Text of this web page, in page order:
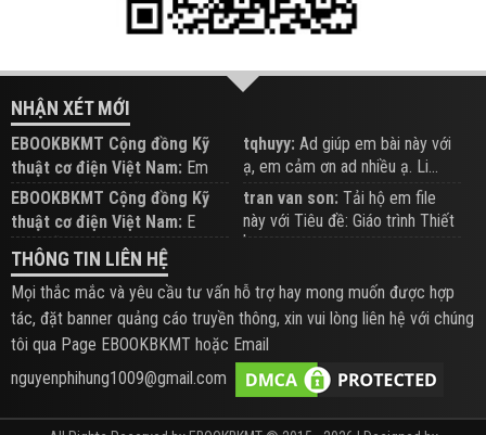
NHẬN XÉT MỚI
EBOOKBKMT Cộng đồng Kỹ
thuật cơ điện Việt Nam: Em
đăng trên Group hỗ trợ nhé
tqhuyy: Ad giúp em bài này với
ạ, em cảm ơn ad nhiều ạ. Li...
EBOOKBKMT Cộng đồng Kỹ
thuật cơ điện Việt Nam: E
xem hỗ trợ trên Group
tran van son: Tải hộ em file
này với Tiêu đề: Giáo trình Thiết
b...
THÔNG TIN LIÊN HỆ
Mọi thắc mắc và yêu cầu tư vấn hỗ trợ hay mong muốn được hợp
tác, đặt banner quảng cáo truyền thông, xin vui lòng liên hệ với chúng
tôi qua Page EBOOKBKMT hoặc Email
nguyenphihung1009@gmail.com